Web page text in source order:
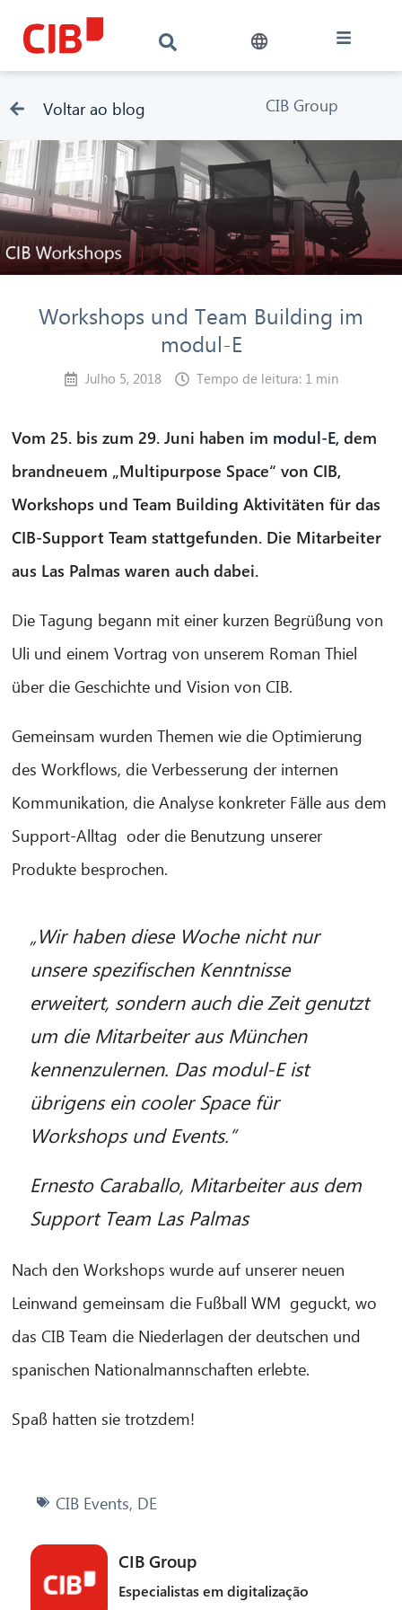
Voltar ao blog CIB Group
Workshops und Team Building im
modul-E
Julho 5, 2018 Tempo de leitura: 1 min
Vom 25. bis zum 29. Juni haben im modul-E, dem
brandneuem „Multipurpose Space“ von CIB,
Workshops und Team Building Aktivitäten für das
CIB-Support Team stattgefunden. Die Mitarbeiter
aus Las Palmas waren auch dabei.
Die Tagung begann mit einer kurzen Begrüßung von
Uli und einem Vortrag von unserem Roman Thiel
über die Geschichte und Vision von CIB.
Gemeinsam wurden Themen wie die Optimierung
des Workflows, die Verbesserung der internen
Kommunikation, die Analyse konkreter Fälle aus dem
Support-Alltag oder die Benutzung unserer
Produkte besprochen.
„Wir haben diese Woche nicht nur
unsere spezifischen Kenntnisse
erweitert, sondern auch die Zeit genutzt
um die Mitarbeiter aus München
kennenzulernen. Das modul-E ist
übrigens ein cooler Space für
Workshops und Events.“
Ernesto Caraballo, Mitarbeiter aus dem
Support Team Las Palmas
Nach den Workshops wurde auf unserer neuen
Leinwand gemeinsam die Fußball WM geguckt, wo
das CIB Team die Niederlagen der deutschen und
spanischen Nationalmannschaften erlebte.
Spaß hatten sie trotzdem!
CIB Events, DE
CIB Group
Especialistas em digitalização
CIB AI ChatBot